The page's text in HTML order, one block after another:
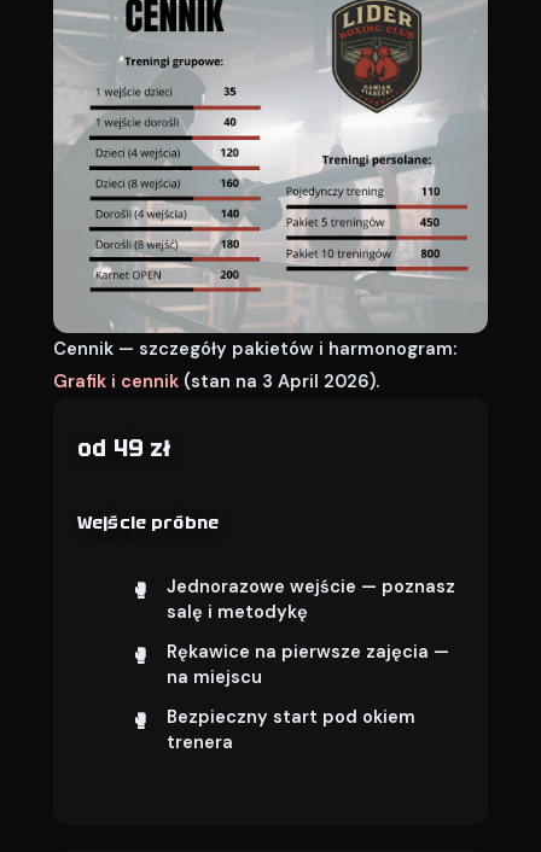
Cennik — szczegóły pakietów i harmonogram:
Grafik i cennik (stan na 3 April 2026).
od 49 zł
Wejście próbne
Jednorazowe wejście — poznasz
salę i metodykę
Rękawice na pierwsze zajęcia —
na miejscu
Bezpieczny start pod okiem
trenera